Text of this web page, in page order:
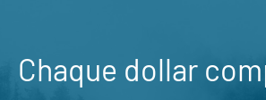
Chaque dollar